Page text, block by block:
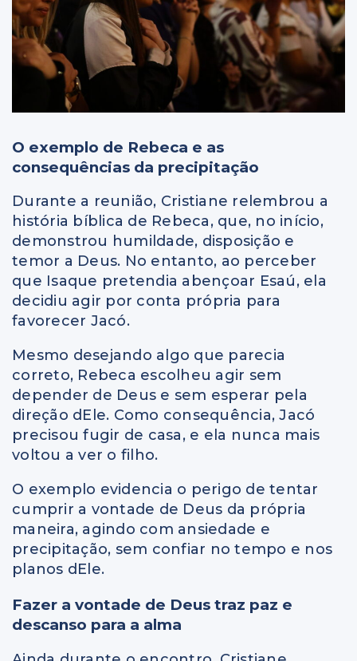
O exemplo de Rebeca e as
consequências da precipitação
Durante a reunião, Cristiane relembrou a
história bíblica de Rebeca, que, no início,
demonstrou humildade, disposição e
temor a Deus. No entanto, ao perceber
que Isaque pretendia abençoar Esaú, ela
decidiu agir por conta própria para
favorecer Jacó.
Mesmo desejando algo que parecia
correto, Rebeca escolheu agir sem
depender de Deus e sem esperar pela
direção dEle. Como consequência, Jacó
precisou fugir de casa, e ela nunca mais
voltou a ver o filho.
O exemplo evidencia o perigo de tentar
cumprir a vontade de Deus da própria
maneira, agindo com ansiedade e
precipitação, sem confiar no tempo e nos
planos dEle.
Fazer a vontade de Deus traz paz e
descanso para a alma